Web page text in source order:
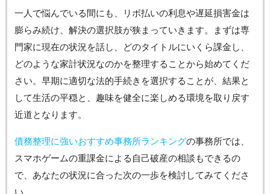
一人で悩んでいる間にも、リボ払いの利息や遅延損害金は
膨らみ続け、解決の選択肢が狭まっていきます。まずは専
門家に現在の状況を話し、どのタイトルにいくら課金し、
どのような家計状況なのかを整理することから始めてくだ
さい。早期に適切な法的手続きを選択することが、結果と
して生活の平穏と、趣味を健全に楽しめる環境を取り戻す
近道となります。
債務整理に強いおすすめ事務所ランキングの事務所では、
スマホゲームの重課金による自己破産の相談もできるの
で、あなたの状況に合った次の一歩を検討してみてくださ
い。